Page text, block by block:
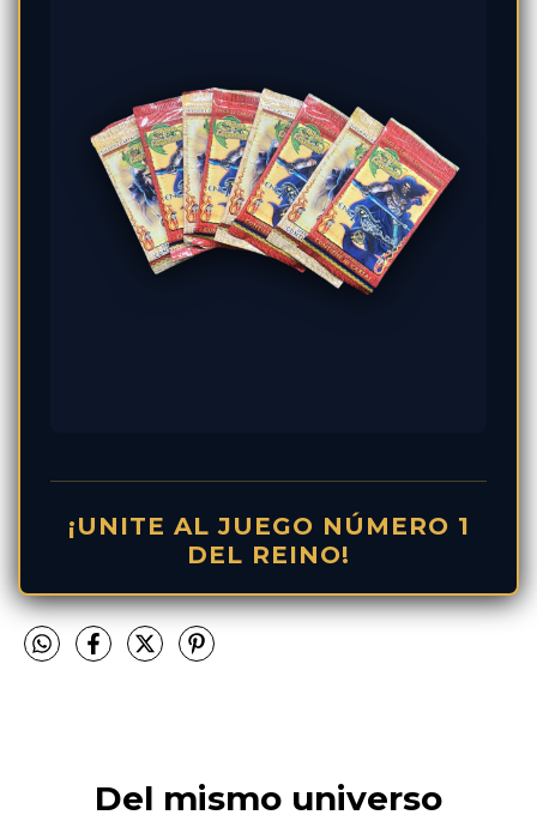
¡UNITE AL JUEGO NÚMERO 1
DEL REINO!
Del mismo universo